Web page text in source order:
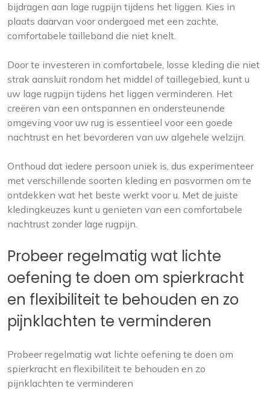
bijdragen aan lage rugpijn tijdens het liggen. Kies in
plaats daarvan voor ondergoed met een zachte,
comfortabele tailleband die niet knelt.
Door te investeren in comfortabele, losse kleding die niet
strak aansluit rondom het middel of taillegebied, kunt u
uw lage rugpijn tijdens het liggen verminderen. Het
creëren van een ontspannen en ondersteunende
omgeving voor uw rug is essentieel voor een goede
nachtrust en het bevorderen van uw algehele welzijn.
Onthoud dat iedere persoon uniek is, dus experimenteer
met verschillende soorten kleding en pasvormen om te
ontdekken wat het beste werkt voor u. Met de juiste
kledingkeuzes kunt u genieten van een comfortabele
nachtrust zonder lage rugpijn.
Probeer regelmatig wat lichte
oefening te doen om spierkracht
en flexibiliteit te behouden en zo
pijnklachten te verminderen
Probeer regelmatig wat lichte oefening te doen om
spierkracht en flexibiliteit te behouden en zo
pijnklachten te verminderen